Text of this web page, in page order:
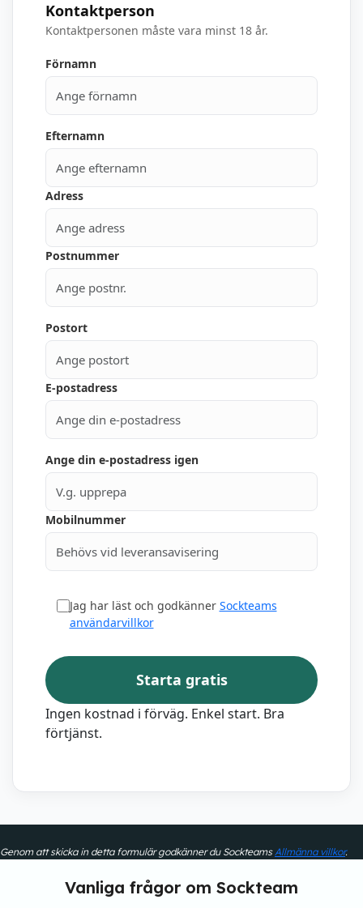
Kontaktperson
Kontaktpersonen måste vara minst 18 år.
Förnamn
Efternamn
Adress
Postnummer
Postort
E-postadress
Ange din e-postadress igen
Mobilnummer
Jag har läst och godkänner Sockteams
användarvillkor
Starta gratis
Ingen kostnad i förväg. Enkel start. Bra
förtjänst.
Genom att skicka in detta formulär godkänner du Sockteams Allmänna villkor.
Vanliga frågor om Sockteam